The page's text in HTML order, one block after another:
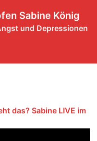
Sabine König
und Depressionen
das? Sabine LIVE im